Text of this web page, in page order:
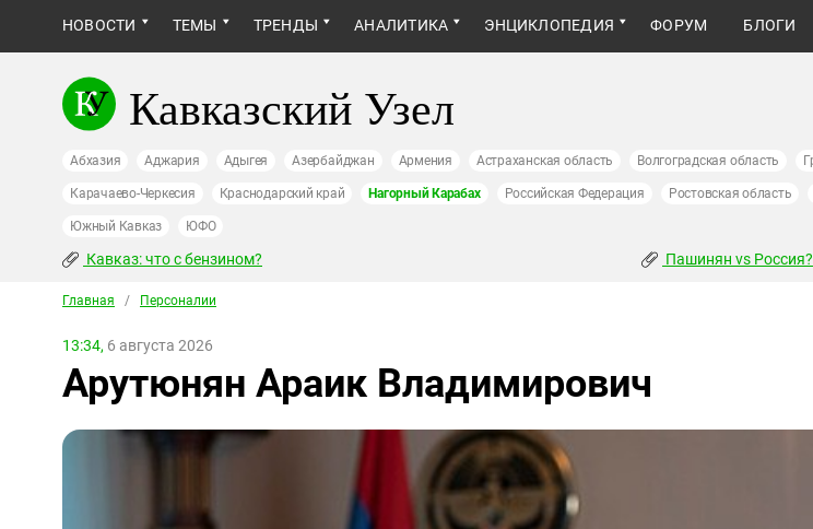
НОВОСТИ ТЕМЫ ТРЕНДЫ АНАЛИТИКА ЭНЦИКЛОПЕДИЯ ФОРУМ БЛОГИ
Кавказский Узел
Абхазия Аджария Адыгея Азербайджан Армения Астраханская область Волгоградская область
Карачаево-Черкесия Краснодарский край Нагорный Карабах Российская Федерация Ростовская область
Южный Кавказ ЮФО
Кавказ: что с бензином? Пашинян vs Россия?
Главная / Персоналии
13:34, 6 августа 2026
Арутюнян Араик Владимирович